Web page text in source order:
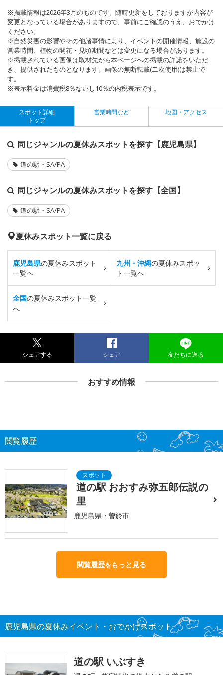
※掲載情報は2026年3月のものです。随時更新をしておりますが内容が
変更となっている場合がありますので、事前にご確認のうえ、おでかけ
ください。
※自然災害の影響やその他諸事情により、イベントの開催情報、施設の
営業時間、植物の開花・見頃期間などは変更になる場合があります。
※掲載されている画像は取材先から本ページへの掲載の許諾をいただ
き、提供されたものとなります。画像の無断転載(二次使用)は禁止で
す。
※表示料金は消費税8％ないし10％の内税表示です。
スポット詳細
トップ
営業時間など 地図・アクセス
同じジャンルの夏休みスポットを探す【鹿児島県】
道の駅・SA/PA
同じジャンルの夏休みスポットを探す【全国】
道の駅・SA/PA
夏休みスポット一覧に戻る
鹿児島県の夏休みスポット
一覧へ
九州・沖縄の夏休みスポッ
ト一覧へ
全国の夏休みスポット一覧
へ
シェアする シェア 友だちに送る
おすすめ情報
閲覧履歴
道の駅 おおすみ弥五郎伝説の
里
鹿児島県・曽於市
閲覧履歴をもっと見る
鹿児島県の夏休みイベント・おでかけスポット
道の駅 いぶすき